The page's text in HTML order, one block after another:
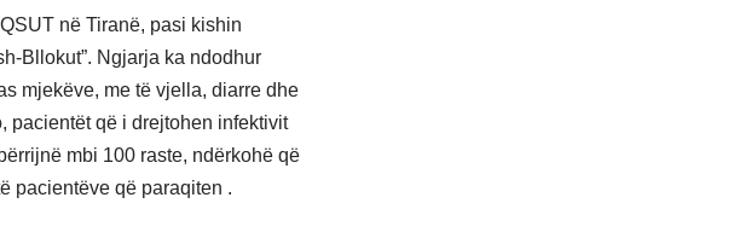
në Tiranë, pasi kishin
Bllokut”. Ngjarja ka ndodhur
mjekëve, me të vjella, diarre dhe
pacientët që i drejtohen infektivit
mbi 100 raste, ndërkohë që
pacientëve që paraqiten .